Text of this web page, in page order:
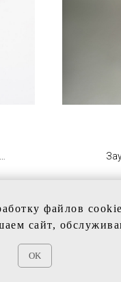
файлов
сайт,
OK